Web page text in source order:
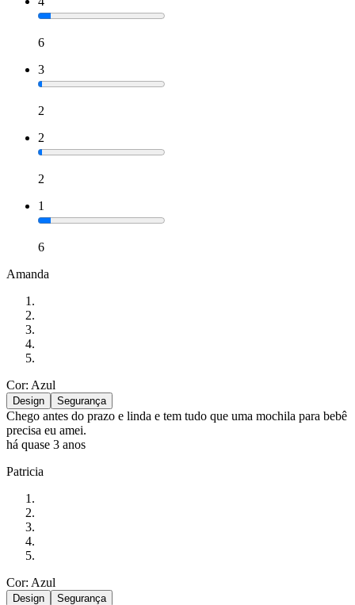
6
3
2
2
2
1
6
Amanda
Cor: Azul
Design Segurança
Chego antes do prazo e linda e tem tudo que uma mochila para bebê
precisa eu amei.
há quase 3 anos
Patricia
Cor: Azul
Design Segurança